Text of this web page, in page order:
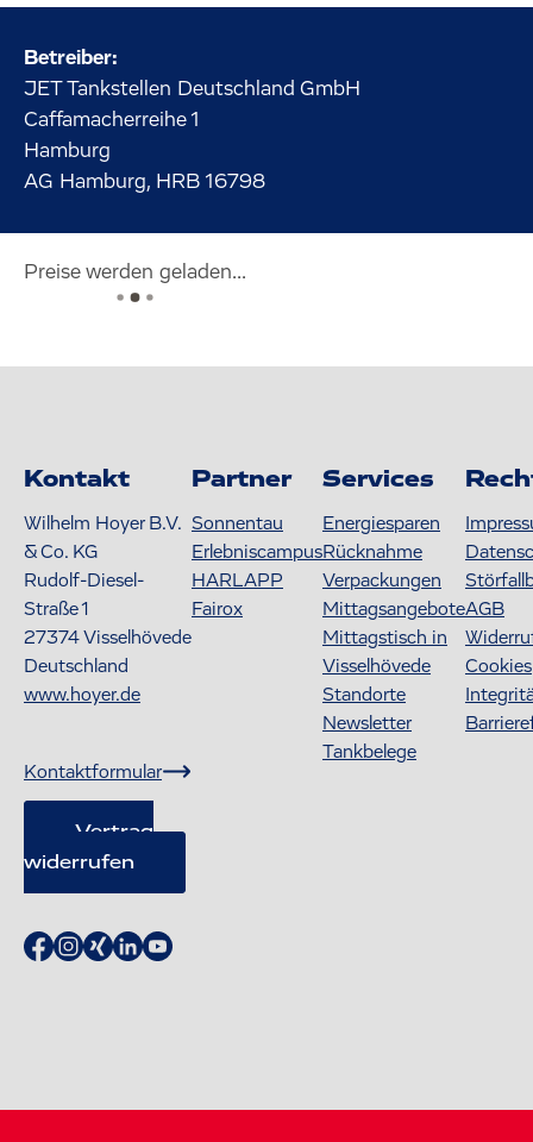
Betreiber:
JET Tankstellen Deutschland GmbH
Caffamacherreihe 1
Hamburg
AG Hamburg, HRB 16798
Preise werden geladen...
Kontakt
Wilhelm Hoyer B.V.
& Co. KG
Rudolf-Diesel-
Straße 1
27374Visselhövede
Deutschland
www.hoyer.de
Kontaktformular
Vertrag
widerrufen
Partner
Sonnentau
Erlebniscampus
HARLAPP
Fairox
Services
Energiesparen
Rücknahme
Verpackungen
Mittagsangebote
Mittagstisch in
Visselhövede
Standorte
Newsletter
Tankbelege
AGB
Cookies